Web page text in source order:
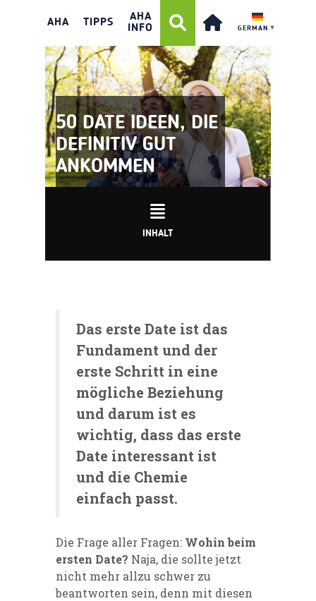
AHA TIPPS
AHA
INFO
GERMAN ▼
50 DATE IDEEN, DIE
DEFINITIV GUT
ANKOMMEN
INHALT
Das erste Date ist das
Fundament und der
erste Schritt in eine
mögliche Beziehung
und darum ist es
wichtig, dass das erste
Date interessant ist
und die Chemie
einfach passt.
Die Frage aller Fragen: Wohin beim
ersten Date? Naja, die sollte jetzt
nicht mehr allzu schwer zu
beantworten sein, denn mit diesen